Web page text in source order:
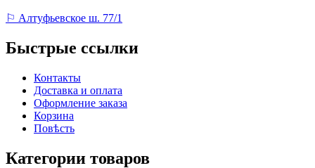
⚐ Алтуфьевское ш. 77/1
Быстрые ссылки
Контакты
Доставка и оплата
Оформление заказа
Корзина
Повѣсть
Категории товаров